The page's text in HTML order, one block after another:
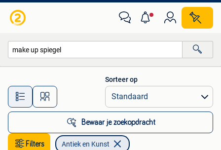
Alle afstanden…
Sorteer op
Bewaar je zoekopdracht
Filters Antiek en Kunst